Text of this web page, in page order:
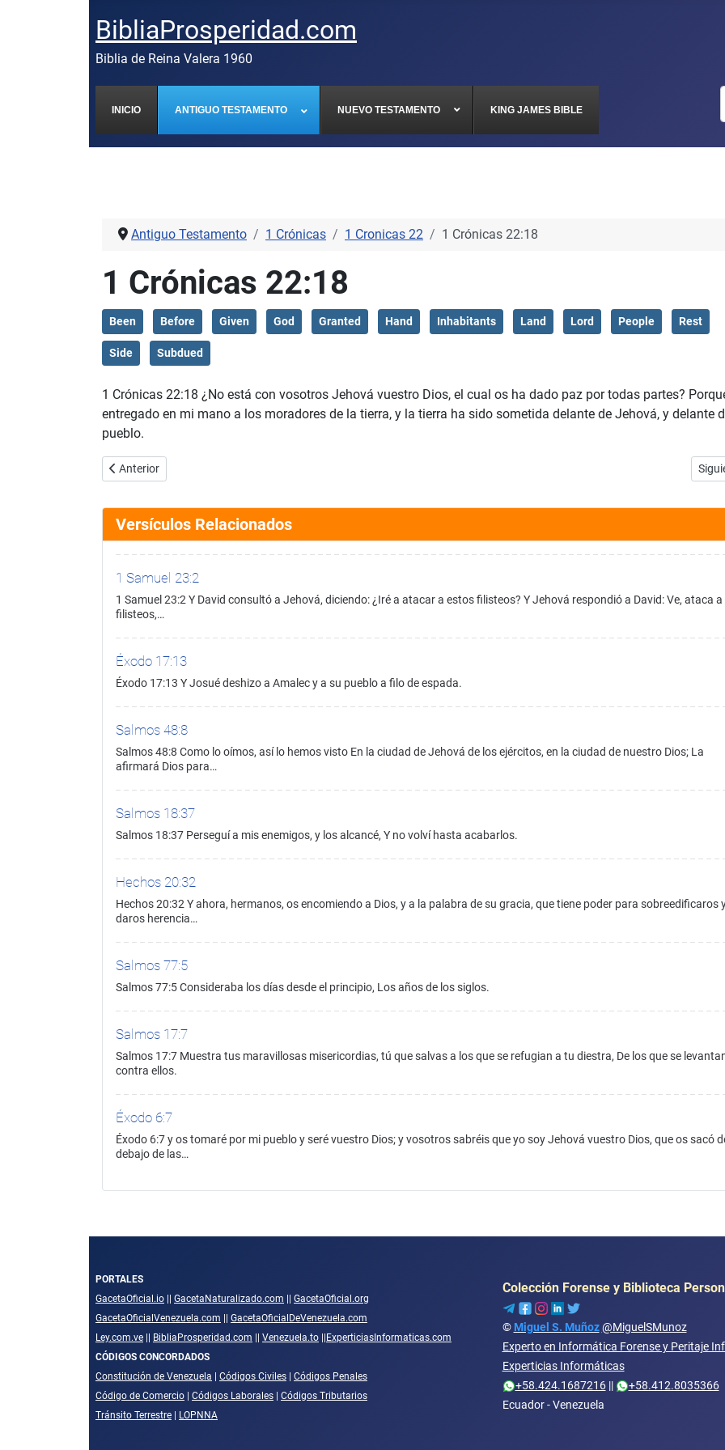
BibliaProsperidad.com
Biblia de Reina Valera 1960
INICIO ANTIGUO TESTAMENTO NUEVO TESTAMENTO KING JAMES BIBLE
Antiguo Testamento 1 Crónicas 1 Cronicas 22 1 Crónicas 22:18
1 Crónicas 22:18
Been Before Given God Granted Hand Inhabitants Land Lord People Rest
Side Subdued
1 Crónicas 22:18 ¿No está con vosotros Jehová vuestro Dios, el cual os ha dado paz por todas partes?
entregado en mi mano a los moradores de la tierra, y la tierra ha sido sometida delante de Jehová, y delante
pueblo.
Artículo anterior: 1 Crónicas 22:17
Anterior
Versículos Relacionados
1 Samuel 23:2
1 Samuel 23:2 Y David consultó a Jehová, diciendo: ¿Iré a atacar a estos filisteos? Y Jehová respondió a David: Ve, ataca a
filisteos,…
Éxodo 17:13
Éxodo 17:13 Y Josué deshizo a Amalec y a su pueblo a filo de espada.
Salmos 48:8
Salmos 48:8 Como lo oímos, así lo hemos visto En la ciudad de Jehová de los ejércitos, en la ciudad de nuestro Dios; La
afirmará Dios para…
Salmos 18:37
Salmos 18:37 Perseguí a mis enemigos, y los alcancé, Y no volví hasta acabarlos.
Hechos 20:32
Hechos 20:32 Y ahora, hermanos, os encomiendo a Dios, y a la palabra de su gracia, que tiene poder para sobreedificaros
daros herencia…
Salmos 77:5
Salmos 77:5 Consideraba los días desde el principio, Los años de los siglos.
Salmos 17:7
Salmos 17:7 Muestra tus maravillosas misericordias, tú que salvas a los que se refugian a tu diestra, De los que se
contra ellos.
Éxodo 6:7
Éxodo 6:7 y os tomaré por mi pueblo y seré vuestro Dios; y vosotros sabréis que yo soy Jehová vuestro Dios, que os sacó
debajo de las…
PORTALES
GacetaOficial.io
GacetaNaturalizado.com
GacetaOficial.org
GacetaOficialVenezuela.com
GacetaOficialDeVenezuela.com
Ley.com.ve
BibliaProsperidad.com Venezuela.to
ExperticiasInformaticas.com
CÓDIGOS CONCORDADOS
Constitución de Venezuela
Códigos Civiles
Códigos Penales
Código de Comercio
Códigos Laborales
Códigos Tributarios
Tránsito Terrestre
LOPNNA
Colección Forense y Biblioteca
© Miguel S. Muñoz @MiguelSMunoz
Experto en Informática Forense y Peritaje
Experticias Informáticas
+58.424.1687216||
+58.412.8035366
Ecuador - Venezuela